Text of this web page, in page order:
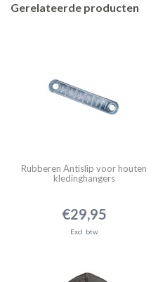
Gerelateerde producten
Rubberen Antislip voor houten
kledinghangers
€29,95
Excl. btw